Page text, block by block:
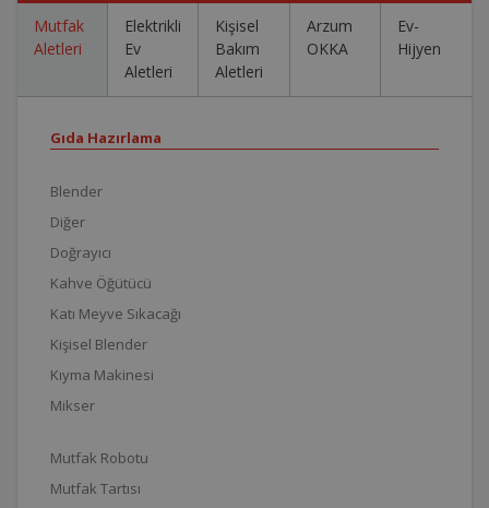
Mutfak
Aletleri
Elektrikli
Ev
Aletleri
Kişisel
Bakım
Aletleri
Arzum
OKKA
Ev-
Hijyen
Gıda Hazırlama
Blender
Diğer
Doğrayıcı
Kahve Öğütücü
Katı Meyve Sıkacağı
Kişisel Blender
Kıyma Makinesi
Mikser
Mutfak Robotu
Mutfak Tartısı